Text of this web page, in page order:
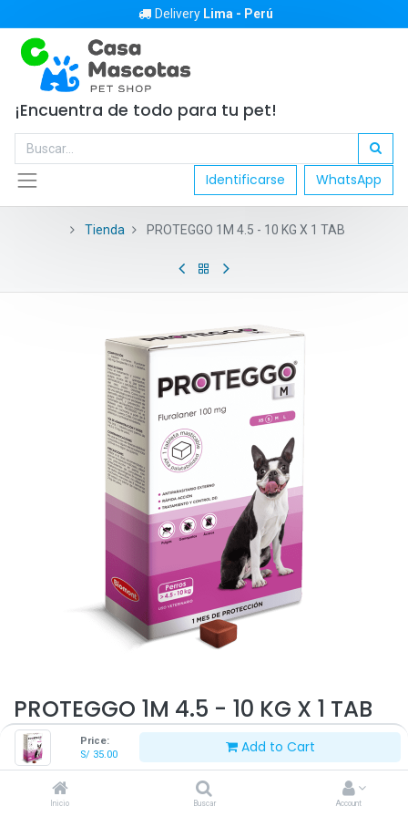
Price:
S/ 35.00 Add to Cart
Inicio Buscar Account
Delivery Lima - Perú
¡Encuentra de todo para tu pet!
Identificarse WhatsApp
Tienda PROTEGGO 1M 4.5 - 10 KG X 1 TAB
PROTEGGO 1M 4.5 - 10 KG X 1 TAB
S/35.00